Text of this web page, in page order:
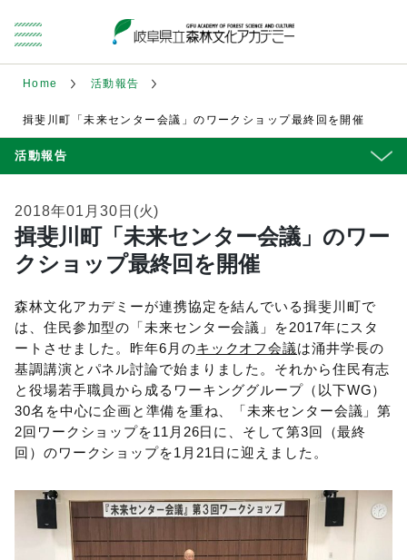
Home 活動報告
揖斐川町「未来センター会議」のワークショップ最終回を開催
活動報告
2018年01月30日(火)
揖斐川町「未来センター会議」のワー
クショップ最終回を開催
森林文化アカデミーが連携協定を結んでいる揖斐川町で
は、住民参加型の「未来センター会議」を2017年にスタ
ートさせました。昨年6月のキックオフ会議は涌井学長の
基調講演とパネル討論で始まりました。それから住民有志
と役場若手職員から成るワーキンググループ（以下WG）
30名を中心に企画と準備を重ね、「未来センター会議」第
2回ワークショップを11月26日に、そして第3回（最終
回）のワークショップを1月21日に迎えました。